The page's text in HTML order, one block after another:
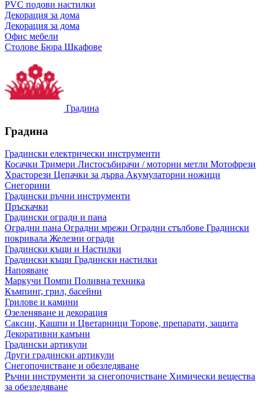
PVC подови настилки
Декорация за дома
Декорация за дома
Офис мебели
Столове Бюра Шкафове
Градина
Градина
Градински електрически инструменти
Косачки Тримери Листосъбирачи / моторни метли Мотофрези
Храсторези Цепачки за дърва Акумулаторни ножици
Снегорини
Градински ръчни инструменти
Пръскачки
Градински огради и пана
Оградни пана Оградни мрежи Оградни стълбове Градински
покривала Железни огради
Градински къщи и Настилки
Градински къщи Градински настилки
Напояване
Маркучи Помпи Поливна техника
Къмпинг, грил, басейни
Грилове и камини
Озеленяване и декорация
Саксии, Кашпи и Цветарници Торове, препарати, защита
Декоративни камъни
Градински артикули
Други градински артикули
Снегопочистване и обезледяване
Ръчни инструменти за снегопочистване Химически вещества
за обезледяване